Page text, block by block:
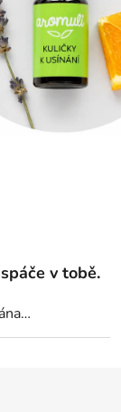
v tobě.